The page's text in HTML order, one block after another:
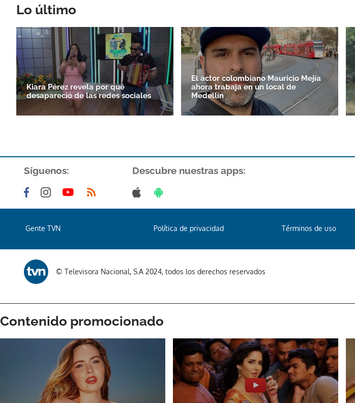
Lo último
Kiara Pérez revela por qué
desapareció de las redes sociales
El actor colombiano Mauricio Mejía
ahora trabaja en un local de
Medellín
Síguenos: Descubre nuestras apps:
Gente TVN Política de privacidad Términos de uso
© Televisora Nacional, S.A 2024, todos los derechos reservados